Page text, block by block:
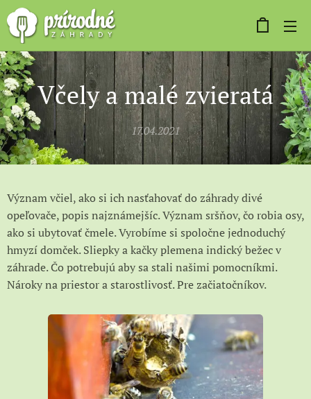
Včely a malé zvieratá
17.04.2021
Význam včiel, ako si ich nasťahovať do záhrady divé
opeľovače, popis najznámejšíc. Význam sršňov, čo robia osy,
ako si ubytovať čmele. Vyrobíme si spoločne jednoduchý
hmyzí domček. Sliepky a kačky plemena indický bežec v
záhrade. Čo potrebujú aby sa stali našimi pomocníkmi.
Nároky na priestor a starostlivosť. Pre začiatočníkov.